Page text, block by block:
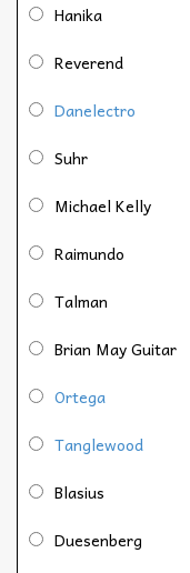
Hanika
Reverend
Danelectro
Suhr
Michael Kelly
Raimundo
Talman
Brian May Guitar
Ortega
Tanglewood
Blasius
Duesenberg